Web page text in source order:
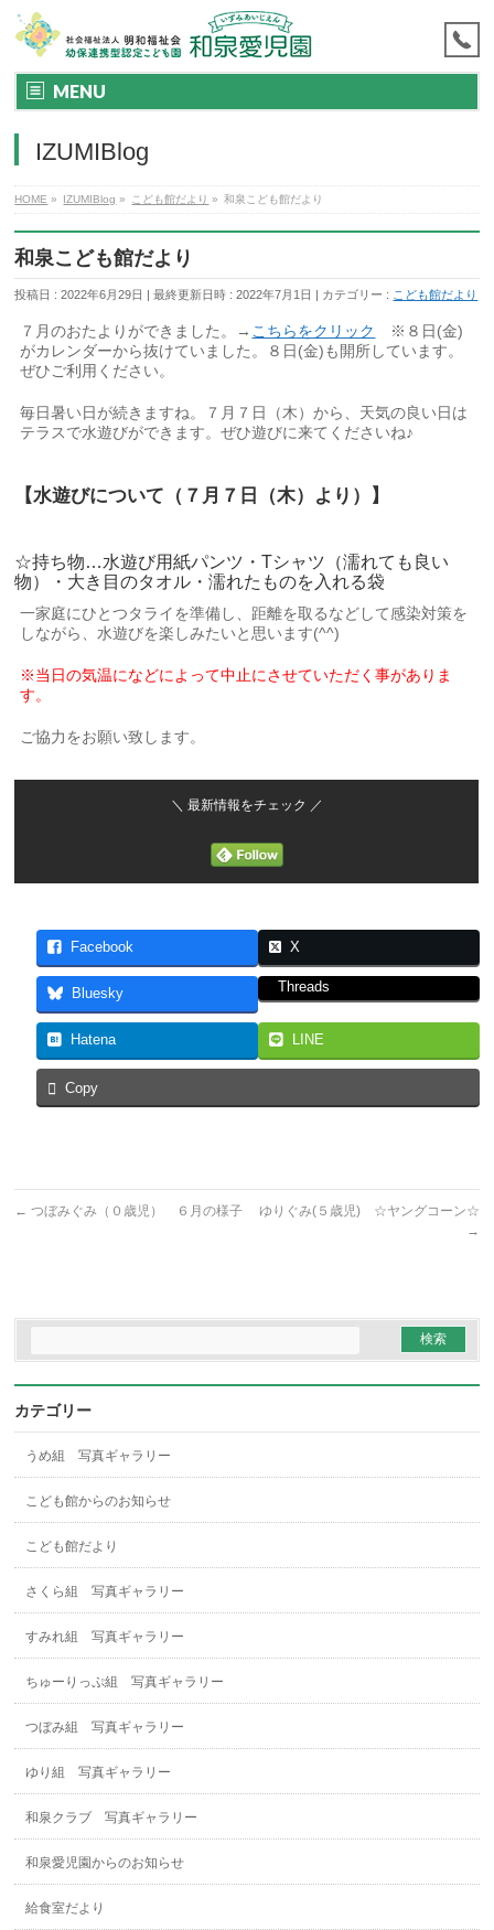
MENU
IZUMIBlog
HOME » IZUMIBlog » こども館だより » 和泉こども館だより
和泉こども館だより
投稿日 : 2022年6月29日 最終更新日時 : 2022年7月1日 カテゴリー : こども館だより
７月のおたよりができました。→ こちらをクリック
※８日(金)
がカレンダーから抜けていました。８日(金)も開所しています。
ぜひご利用ください。
毎日暑い日が続きますね。７月７日（木）から、天気の良い日は
テラスで水遊びができます。ぜひ遊びに来てくださいね♪
【水遊びについて（７月７日（木）より）】
☆持ち物…水遊び用紙パンツ・Tシャツ（濡れても良い
物）・大き目のタオル・濡れたものを入れる袋
一家庭にひとつタライを準備し、距離を取るなどして感染対策を
しながら、水遊びを楽しみたいと思います(^^)
※当日の気温になどによって中止にさせていただく事がありま
す。
ご協力をお願い致します。
＼ 最新情報をチェック ／
Facebook X
Bluesky Threads
Hatena LINE
Copy
← つぼみぐみ（０歳児） ６月の様子
ゆりぐみ(５歳児) ☆ヤングコーン☆
→
カテゴリー
うめ組 写真ギャラリー
こども館からのお知らせ
こども館だより
さくら組 写真ギャラリー
すみれ組 写真ギャラリー
ちゅーりっぷ組 写真ギャラリー
つぼみ組 写真ギャラリー
ゆり組 写真ギャラリー
和泉クラブ 写真ギャラリー
和泉愛児園からのお知らせ
給食室だより